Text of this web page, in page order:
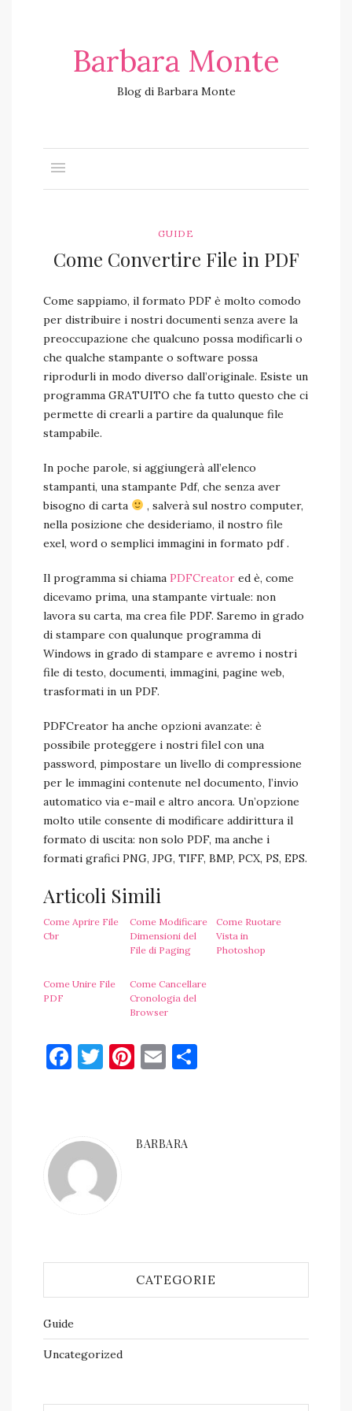
Barbara Monte
Blog di Barbara Monte
GUIDE
Come Convertire File in PDF
Come sappiamo, il formato PDF è molto comodo
per distribuire i nostri documenti senza avere la
preoccupazione che qualcuno possa modificarli o
che qualche stampante o software possa
riprodurli in modo diverso dall’originale. Esiste un
programma GRATUITO che fa tutto questo che ci
permette di crearli a partire da qualunque file
stampabile.
In poche parole, si aggiungerà all’elenco
stampanti, una stampante Pdf, che senza aver
bisogno di carta
, salverà sul nostro computer,
nella posizione che desideriamo, il nostro file
exel, word o semplici immagini in formato pdf .
Il programma si chiama PDFCreator ed è, come
dicevamo prima, una stampante virtuale: non
lavora su carta, ma crea file PDF. Saremo in grado
di stampare con qualunque programma di
Windows in grado di stampare e avremo i nostri
file di testo, documenti, immagini, pagine web,
trasformati in un PDF.
PDFCreator ha anche opzioni avanzate: è
possibile proteggere i nostri filel con una
password, pimpostare un livello di compressione
per le immagini contenute nel documento, l’invio
automatico via e-mail e altro ancora. Un’opzione
molto utile consente di modificare addirittura il
formato di uscita: non solo PDF, ma anche i
formati grafici PNG, JPG, TIFF, BMP, PCX, PS, EPS.
Articoli Simili
Come Aprire File
Cbr
Come Modificare
Dimensioni del
File di Paging
Come Ruotare
Vista in
Photoshop
Come Unire File
PDF
Come Cancellare
Cronologia del
Browser
Facebook
Twitter
Pinterest
Email
BARBARA
CATEGORIE
Guide
Uncategorized